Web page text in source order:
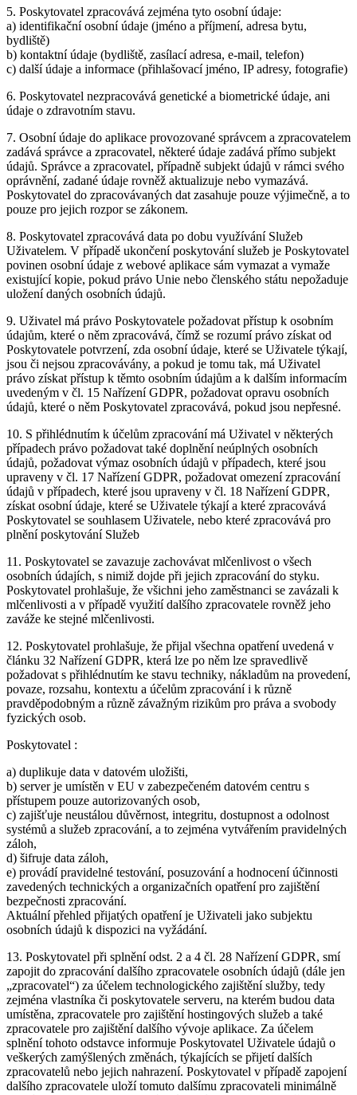
5. Poskytovatel zpracovává zejména tyto osobní údaje:
a) identifikační osobní údaje (jméno a příjmení, adresa bytu,
bydliště)
b) kontaktní údaje (bydliště, zasílací adresa, e-mail, telefon)
c) další údaje a informace (přihlašovací jméno, IP adresy, fotografie)
6. Poskytovatel nezpracovává genetické a biometrické údaje, ani
údaje o zdravotním stavu.
7. Osobní údaje do aplikace provozované správcem a zpracovatelem
zadává správce a zpracovatel, některé údaje zadává přímo subjekt
údajů. Správce a zpracovatel, případně subjekt údajů v rámci svého
oprávnění, zadané údaje rovněž aktualizuje nebo vymazává.
Poskytovatel do zpracovávaných dat zasahuje pouze výjimečně, a to
pouze pro jejich rozpor se zákonem.
8. Poskytovatel zpracovává data po dobu využívání Služeb
Uživatelem. V případě ukončení poskytování služeb je Poskytovatel
povinen osobní údaje z webové aplikace sám vymazat a vymaže
existující kopie, pokud právo Unie nebo členského státu nepožaduje
uložení daných osobních údajů.
9. Uživatel má právo Poskytovatele požadovat přístup k osobním
údajům, které o něm zpracovává, čímž se rozumí právo získat od
Poskytovatele potvrzení, zda osobní údaje, které se Uživatele týkají,
jsou či nejsou zpracovávány, a pokud je tomu tak, má Uživatel
právo získat přístup k těmto osobním údajům a k dalším informacím
uvedeným v čl. 15 Nařízení GDPR, požadovat opravu osobních
údajů, které o něm Poskytovatel zpracovává, pokud jsou nepřesné.
10. S přihlédnutím k účelům zpracování má Uživatel v některých
případech právo požadovat také doplnění neúplných osobních
údajů, požadovat výmaz osobních údajů v případech, které jsou
upraveny v čl. 17 Nařízení GDPR, požadovat omezení zpracování
údajů v případech, které jsou upraveny v čl. 18 Nařízení GDPR,
získat osobní údaje, které se Uživatele týkají a které zpracovává
Poskytovatel se souhlasem Uživatele, nebo které zpracovává pro
plnění poskytování Služeb
11. Poskytovatel se zavazuje zachovávat mlčenlivost o všech
osobních údajích, s nimiž dojde při jejich zpracování do styku.
Poskytovatel prohlašuje, že všichni jeho zaměstnanci se zavázali k
mlčenlivosti a v případě využití dalšího zpracovatele rovněž jeho
zaváže ke stejné mlčenlivosti.
12. Poskytovatel prohlašuje, že přijal všechna opatření uvedená v
článku 32 Nařízení GDPR, která lze po něm lze spravedlivě
požadovat s přihlédnutím ke stavu techniky, nákladům na provedení,
povaze, rozsahu, kontextu a účelům zpracování i k různě
pravděpodobným a různě závažným rizikům pro práva a svobody
fyzických osob.
Poskytovatel :
a) duplikuje data v datovém uložišti,
b) server je umístěn v EU v zabezpečeném datovém centru s
přístupem pouze autorizovaných osob,
c) zajišťuje neustálou důvěrnost, integritu, dostupnost a odolnost
systémů a služeb zpracování, a to zejména vytvářením pravidelných
záloh,
d) šifruje data záloh,
e) provádí pravidelné testování, posuzování a hodnocení účinnosti
zavedených technických a organizačních opatření pro zajištění
bezpečnosti zpracování.
Aktuální přehled přijatých opatření je Uživateli jako subjektu
osobních údajů k dispozici na vyžádání.
13. Poskytovatel při splnění odst. 2 a 4 čl. 28 Nařízení GDPR, smí
zapojit do zpracování dalšího zpracovatele osobních údajů (dále jen
„zpracovatel“) za účelem technologického zajištění služby, tedy
zejména vlastníka či poskytovatele serveru, na kterém budou data
umístěna, zpracovatele pro zajištění hostingových služeb a také
zpracovatele pro zajištění dalšího vývoje aplikace. Za účelem
splnění tohoto odstavce informuje Poskytovatel Uživatele údajů o
veškerých zamýšlených změnách, týkajících se přijetí dalších
zpracovatelů nebo jejich nahrazení. Poskytovatel v případě zapojení
dalšího zpracovatele uloží tomuto dalšímu zpracovateli minimálně